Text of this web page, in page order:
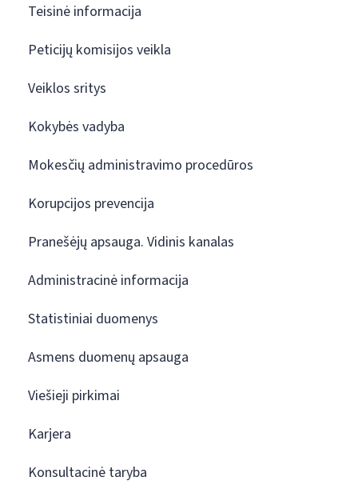
Teisinė informacija
Peticijų komisijos veikla
Veiklos sritys
Kokybės vadyba
Mokesčių administravimo procedūros
Korupcijos prevencija
Pranešėjų apsauga. Vidinis kanalas
Administracinė informacija
Statistiniai duomenys
Asmens duomenų apsauga
Viešieji pirkimai
Karjera
Konsultacinė taryba